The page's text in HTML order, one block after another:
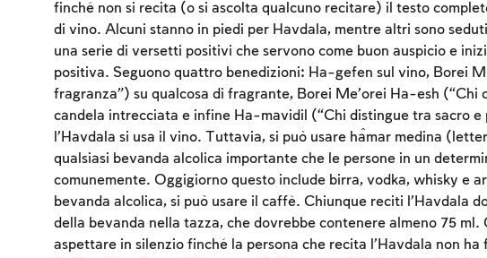
finché non si recita (o si ascolta qualcuno recitare) il testo
di vino. Alcuni stanno in piedi per Havdala, mentre altri sono
una serie di versetti positivi che servono come buon auspicio e
positiva. Seguono quattro benedizioni: Ha-gefen sul vino, Borei
fragranza”) su qualcosa di fragrante, Borei Me’orei Ha-esh (“Chi
candela intrecciata e infine Ha-mavidil (“Chi distingue tra sacro e
l’Havdala si usa il vino. Tuttavia, si può usare ĥamar medina
qualsiasi bevanda alcolica importante che le persone in un
comunemente. Oggigiorno questo include birra, vodka, whisky e
bevanda alcolica, si può usare il caffè. Chiunque reciti l’Havdala
della bevanda nella tazza, che dovrebbe contenere almeno 75
aspettare in silenzio finché la persona che recita l’Havdala non
Sign up